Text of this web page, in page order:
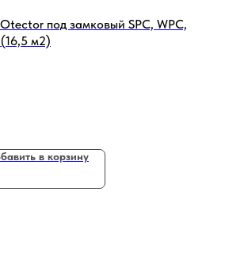
под замковый SPC, WPC,
(16,5 м2)
в корзину